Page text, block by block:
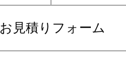
お見積りフォーム